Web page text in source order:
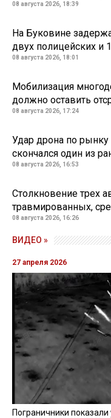
08 августа 2026, 18:39
На Буковине
двух полицейских и
08 августа 2026, 18:01
Мобилизация
должно оставить
08 августа 2026, 17:24
Удар дрона по
скончался один из
08 августа 2026, 16:53
Столкновение трех
травмированных,
08 августа 2026, 16:26
ВИДЕО »
27 апреля 2026
Пограничники